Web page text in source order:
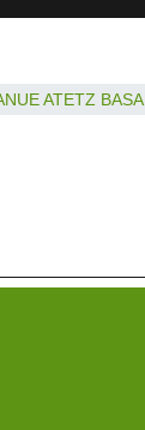
ATETZ